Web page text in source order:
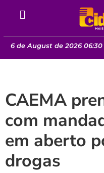
6 de August de 2026 06:30
CAEMA
com
em aberto
drogas